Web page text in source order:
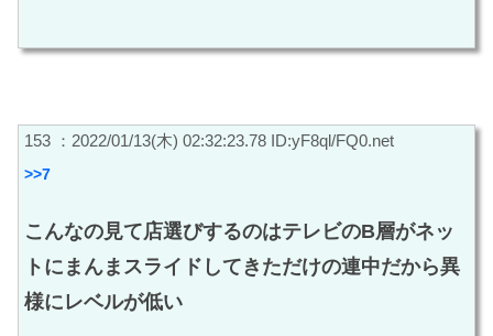
153 ：2022/01/13(木) 02:32:23.78 ID:yF8ql/FQ0.net
>>7
こんなの見て店選びするのはテレビのB層がネッ
トにまんまスライドしてきただけの連中だから異
様にレベルが低い